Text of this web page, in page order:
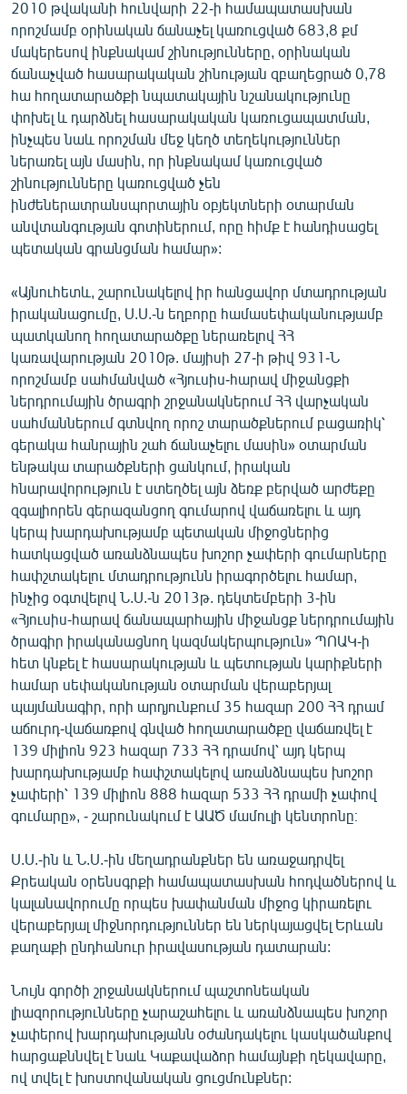
2010 թվականի հունվարի 22-ի համապատասխան
որոշմամբ օրինական ճանաչել կառուցված 683,8 քմ
մակերեսով ինքնակամ շինությունները, օրինական
ճանաչված հասարակական շինության զբաղեցրած 0,78
հա հողատարածքի նպատակային նշանակությունը
փոխել և դարձնել հասարակական կառուցապատման,
ինչպես նաև որոշման մեջ կեղծ տեղեկություններ
ներառել այն մասին, որ ինքնակամ կառուցված
շինությունները կառուցված չեն
ինժեներատրանսպորտային օբյեկտների օտարման
անվտանգության գոտիներում, որը հիմք է հանդիսացել
պետական գրանցման համար»:
«Այնուհետև, շարունակելով իր հանցավոր մտադրության
իրականացումը, Ս.Ս.-ն եղբորը համասեփականությամբ
պատկանող հողատարածքը ներառելով ՀՀ
կառավարության 2010թ. մայիսի 27-ի թիվ 931-Ն
որոշմամբ սահմանված «Հյուսիս-հարավ միջանցքի
ներդրումային ծրագրի շրջանակներում ՀՀ վարչական
սահմաններում գտնվող որոշ տարածքներում բացառիկ՝
գերակա հանրային շահ ճանաչելու մասին» օտարման
ենթակա տարածքների ցանկում, իրական
հնարավորություն է ստեղծել այն ձեռք բերված արժեքը
զգալիորեն գերազանցող գումարով վաճառելու և այդ
կերպ խարդախությամբ պետական միջոցներից
հատկացված առանձնապես խոշոր չափերի գումարները
հափշտակելու մտադրությունն իրագործելու համար,
ինչից օգտվելով Ն.Ս.-ն 2013թ. դեկտեմբերի 3-ին
«Հյուսիս-հարավ ճանապարհային միջանցք ներդրումային
ծրագիր իրականացնող կազմակերպություն» ՊՈԱԿ-ի
հետ կնքել է հասարակության և պետության կարիքների
համար սեփականության օտարման վերաբերյալ
պայմանագիր, որի արդյունքում 35 հազար 200 ՀՀ դրամ
աճուրդ-վաճառքով գնված հողատարածքը վաճառվել է
139 միլիոն 923 հազար 733 ՀՀ դրամով՝ այդ կերպ
խարդախությամբ հափշտակելով առանձնապես խոշոր
չափերի՝ 139 միլիոն 888 հազար 533 ՀՀ դրամի չափով
գումարը», - շարունակում է ԱԱԾ մամուլի կենտրոնը։
Ս.Ս.-ին և Ն.Ս.-ին մեղադրանքներ են առաջադրվել
Քրեական օրենսգրքի համապատասխան հոդվածներով և
կալանավորումը որպես խափանման միջոց կիրառելու
վերաբերյալ միջնորդություններ են ներկայացվել Երևան
քաղաքի ընդհանուր իրավասության դատարան:
Նույն գործի շրջանակներում պաշտոնեական
լիազորությունները չարաշահելու և առանձնապես խոշոր
չափերով խարդախությանն օժանդակելու կասկածանքով
հարցաքննվել է նաև Կաքավաձոր համայնքի ղեկավարը,
ով տվել է խոստովանական ցուցմունքներ: